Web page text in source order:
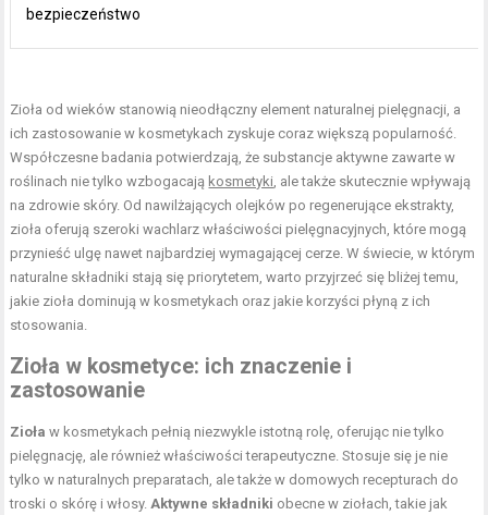
bezpieczeństwo
Zioła od wieków stanowią nieodłączny element naturalnej pielęgnacji, a
ich zastosowanie w kosmetykach zyskuje coraz większą popularność.
Współczesne badania potwierdzają, że substancje aktywne zawarte w
roślinach nie tylko wzbogacają kosmetyki , ale także skutecznie wpływają
na zdrowie skóry. Od nawilżających olejków po regenerujące ekstrakty,
zioła oferują szeroki wachlarz właściwości pielęgnacyjnych, które mogą
przynieść ulgę nawet najbardziej wymagającej cerze. W świecie, w którym
naturalne składniki stają się priorytetem, warto przyjrzeć się bliżej temu,
jakie zioła dominują w kosmetykach oraz jakie korzyści płyną z ich
stosowania.
Zioła w kosmetyce: ich znaczenie i
zastosowanie
Zioła w kosmetykach pełnią niezwykle istotną rolę, oferując nie tylko
pielęgnację, ale również właściwości terapeutyczne. Stosuje się je nie
tylko w naturalnych preparatach, ale także w domowych recepturach do
troski o skórę i włosy. Aktywne składniki obecne w ziołach, takie jak